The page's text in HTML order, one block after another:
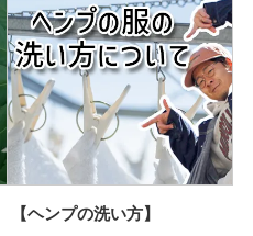
【ヘンプの洗い方】